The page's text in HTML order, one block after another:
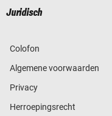
Juridisch
Colofon
Algemene voorwaarden
Privacy
Herroepingsrecht